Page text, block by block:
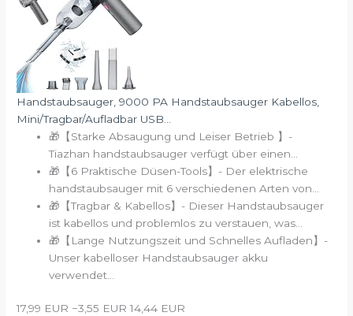
Handstaubsauger, 9000 PA Handstaubsauger Kabellos,
Mini/Tragbar/Aufladbar USB...
🎁【Starke Absaugung und Leiser Betrieb 】-
Tiazhan handstaubsauger verfügt über einen...
🎁【6 Praktische Düsen-Tools】- Der elektrische
handstaubsauger mit 6 verschiedenen Arten von...
🎁【Tragbar & Kabellos】- Dieser Handstaubsauger
ist kabellos und problemlos zu verstauen, was...
🎁【Lange Nutzungszeit und Schnelles Aufladen】-
Unser kabelloser Handstaubsauger akku
verwendet...
17,99 EUR −3,55 EUR 14,44 EUR